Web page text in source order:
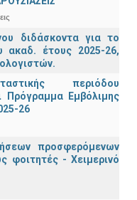
διδάσκοντα για το
ακαδ. έτους 2025-26,
περιόδου
Πρόγραμμα Εμβόλιμης
26
προσφερόμενων
φοιτητές - Χειμερινό